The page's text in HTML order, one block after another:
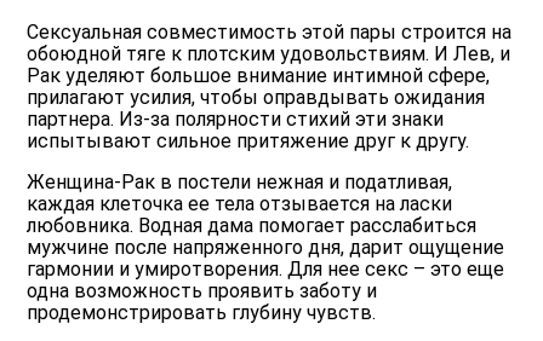
Сексуальная совместимость этой пары строится на
обоюдной тяге к плотским удовольствиям. И Лев, и
Рак уделяют большое внимание интимной сфере,
прилагают усилия, чтобы оправдывать ожидания
партнера. Из-за полярности стихий эти знаки
испытывают сильное притяжение друг к другу.
Женщина-Рак в постели нежная и податливая,
каждая клеточка ее тела отзывается на ласки
любовника. Водная дама помогает расслабиться
мужчине после напряженного дня, дарит ощущение
гармонии и умиротворения. Для нее секс – это еще
одна возможность проявить заботу и
продемонстрировать глубину чувств.